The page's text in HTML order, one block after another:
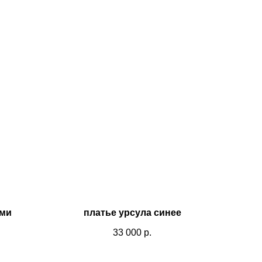
платье урсула синее
33 000 р.